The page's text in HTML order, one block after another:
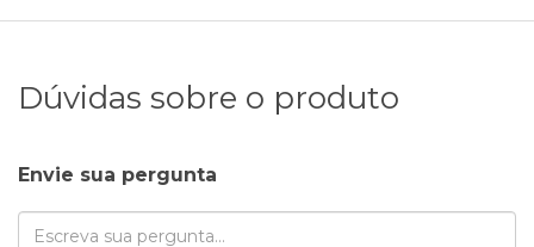
Dúvidas sobre o produto
Envie sua pergunta